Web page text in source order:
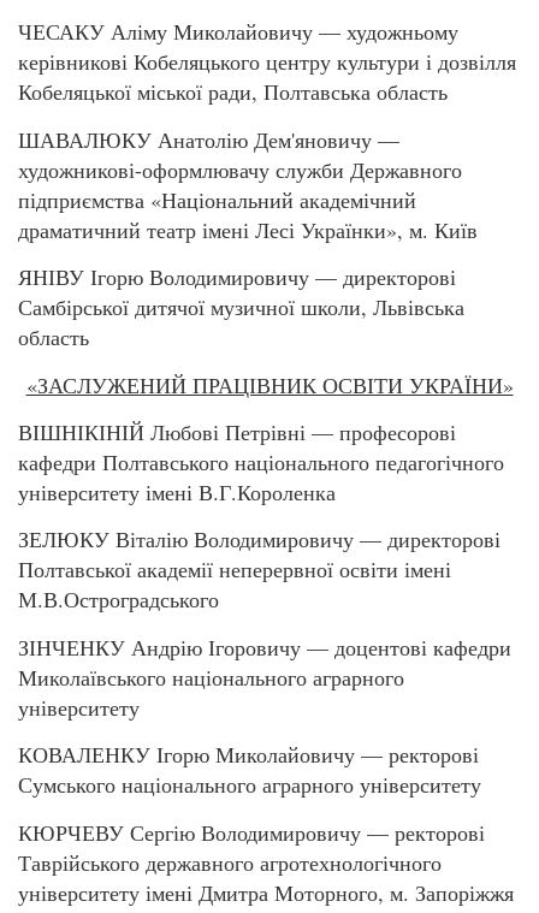
ЧЕСАКУ Аліму Миколайовичу — художньому
керівникові Кобеляцького центру культури і дозвілля
Кобеляцької міської ради, Полтавська область
ШАВАЛЮКУ Анатолію Дем'яновичу —
художникові-оформлювачу служби Державного
підприємства «Національний академічний
драматичний театр імені Лесі Українки», м. Київ
ЯНІВУ Ігорю Володимировичу — директорові
Самбірської дитячої музичної школи, Львівська
область
«ЗАСЛУЖЕНИЙ ПРАЦІВНИК ОСВІТИ УКРАЇНИ»
ВІШНІКІНІЙ Любові Петрівні — професорові
кафедри Полтавського національного педагогічного
університету імені В.Г.Короленка
ЗЕЛЮКУ Віталію Володимировичу — директорові
Полтавської академії неперервної освіти імені
М.В.Остроградського
ЗІНЧЕНКУ Андрію Ігоровичу — доцентові кафедри
Миколаївського національного аграрного
університету
КОВАЛЕНКУ Ігорю Миколайовичу — ректорові
Сумського національного аграрного університету
КЮРЧЕВУ Сергію Володимировичу — ректорові
Таврійського державного агротехнологічного
університету імені Дмитра Моторного, м. Запоріжжя